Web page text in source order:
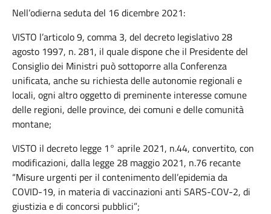
Nell’odierna seduta del 16 dicembre 2021:
VISTO l’articolo 9, comma 3, del decreto legislativo 28
agosto 1997, n. 281, il quale dispone che il Presidente del
Consiglio dei Ministri può sottoporre alla Conferenza
unificata, anche su richiesta delle autonomie regionali e
locali, ogni altro oggetto di preminente interesse comune
delle regioni, delle province, dei comuni e delle comunità
montane;
VISTO il decreto legge 1° aprile 2021, n.44, convertito, con
modificazioni, dalla legge 28 maggio 2021, n.76 recante
“Misure urgenti per il contenimento dell’epidemia da
COVID-19, in materia di vaccinazioni anti SARS-COV-2, di
giustizia e di concorsi pubblici”;